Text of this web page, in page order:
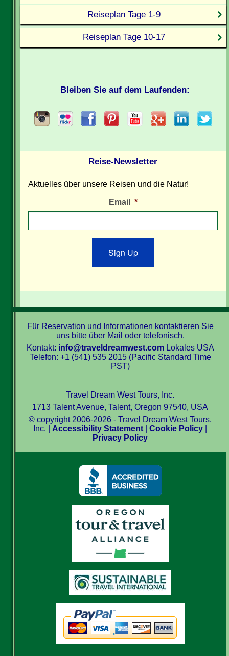
Reiseplan Tage 1-9
Reiseplan Tage 10-17
Bleiben Sie auf dem Laufenden:
Reise-Newsletter
Aktuelles über unsere Reisen und die Natur!
Email *
Sign Up
Für Reservation und Informationen kontaktieren Sie
uns bitte über Mail oder telefonisch.
Kontakt: info@traveldreamwest.comLokales USA
Telefon: +1 (541) 535 2015 (Pacific Standard Time
PST)
Travel Dream West Tours, Inc.
1713 Talent Avenue, Talent, Oregon 97540, USA
© copyright 2006-2026 - Travel Dream West Tours,
Inc. | Accessibility Statement |Cookie Policy
Privacy Policy